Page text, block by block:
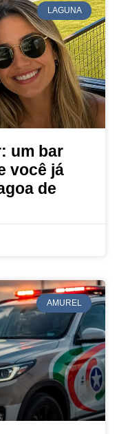
LAGUNA
um bar
você já
de
AMUREL